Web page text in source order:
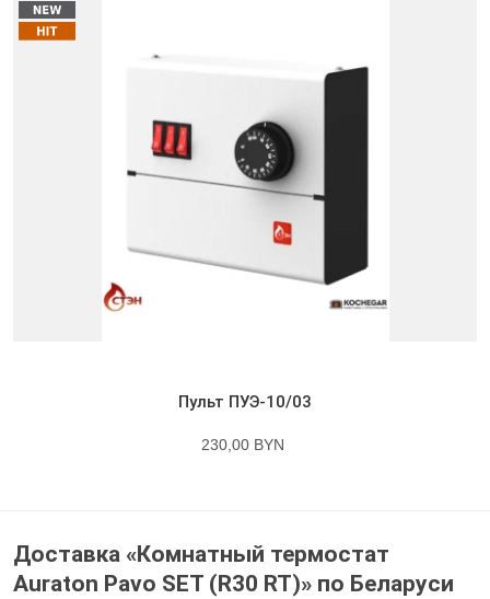
Пульт ПУЭ-10/03
230,00 BYN
Доставка «Комнатный термостат
Auraton Pavo SET (R30 RT)» по Беларуси